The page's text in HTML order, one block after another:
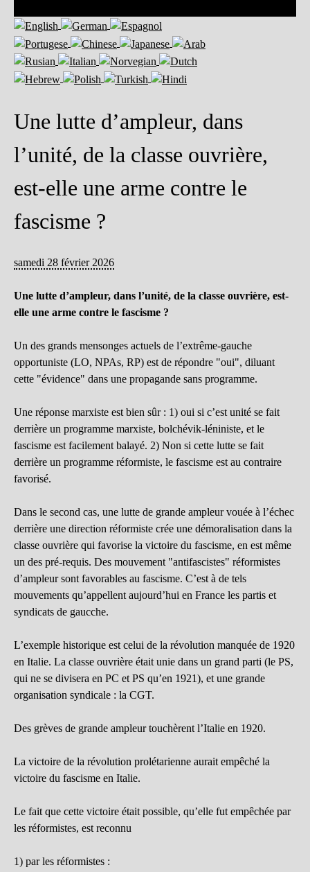
Une lutte d’ampleur, dans
l’unité, de la classe ouvrière,
est-elle une arme contre le
fascisme ?
samedi 28 février 2026
Une lutte d’ampleur, dans l’unité, de la classe ouvrière, est-
elle une arme contre le fascisme ?
Un des grands mensonges actuels de l’extrême-gauche
opportuniste (LO, NPAs, RP) est de répondre "oui", diluant
cette "évidence" dans une propagande sans programme.
Une réponse marxiste est bien sûr : 1) oui si c’est unité se fait
derrière un programme marxiste, bolchévik-léniniste, et le
fascisme est facilement balayé. 2) Non si cette lutte se fait
derrière un programme réformiste, le fascisme est au contraire
favorisé.
Dans le second cas, une lutte de grande ampleur vouée à l’échec
derrière une direction réformiste crée une démoralisation dans la
classe ouvrière qui favorise la victoire du fascisme, en est même
un des pré-requis. Des mouvement "antifascistes" réformistes
d’ampleur sont favorables au fascisme. C’est à de tels
mouvements qu’appellent aujourd’hui en France les partis et
syndicats de gaucche.
L’exemple historique est celui de la révolution manquée de 1920
en Italie. La classe ouvrière était unie dans un grand parti (le PS,
qui ne se divisera en PC et PS qu’en 1921), et une grande
organisation syndicale : la CGT.
Des grèves de grande ampleur touchèrent l’Italie en 1920.
La victoire de la révolution prolétarienne aurait empêché la
victoire du fascisme en Italie.
Le fait que cette victoire était possible, qu’elle fut empêchée par
les réformistes, est reconnu
1) par les réformistes :